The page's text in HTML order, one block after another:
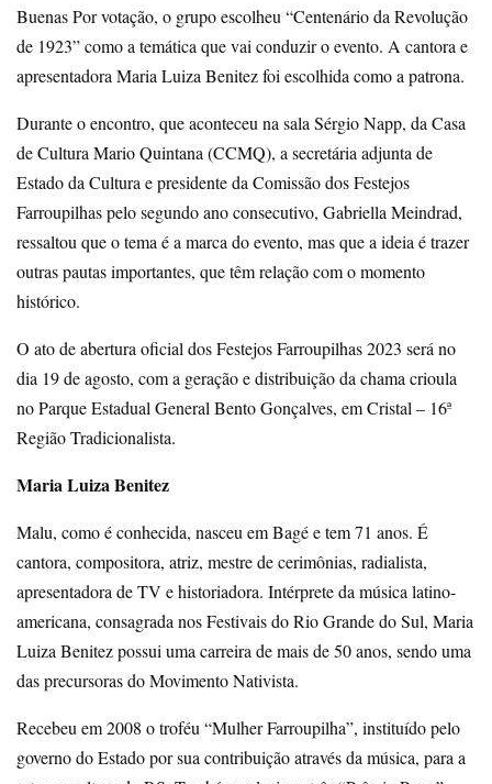
Buenas Por votação, o grupo escolheu “Centenário da Revolução
de 1923” como a temática que vai conduzir o evento. A cantora e
apresentadora Maria Luiza Benitez foi escolhida como a patrona.
Durante o encontro, que aconteceu na sala Sérgio Napp, da Casa
de Cultura Mario Quintana (CCMQ), a secretária adjunta de
Estado da Cultura e presidente da Comissão dos Festejos
Farroupilhas pelo segundo ano consecutivo, Gabriella Meindrad,
ressaltou que o tema é a marca do evento, mas que a ideia é trazer
outras pautas importantes, que têm relação com o momento
histórico.
O ato de abertura oficial dos Festejos Farroupilhas 2023 será no
dia 19 de agosto, com a geração e distribuição da chama crioula
no Parque Estadual General Bento Gonçalves, em Cristal – 16ª
Região Tradicionalista.
Maria Luiza Benitez
Malu, como é conhecida, nasceu em Bagé e tem 71 anos. É
cantora, compositora, atriz, mestre de cerimônias, radialista,
apresentadora de TV e historiadora. Intérprete da música latino-
americana, consagrada nos Festivais do Rio Grande do Sul, Maria
Luiza Benitez possui uma carreira de mais de 50 anos, sendo uma
das precursoras do Movimento Nativista.
Recebeu em 2008 o troféu “Mulher Farroupilha”, instituído pelo
governo do Estado por sua contribuição através da música, para a